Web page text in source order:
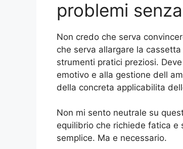
problemi
Non credo che serva
che serva allargare la
strumenti pratici preziosi.
emotivo e alla gestione dell
della concreta applicabilita
Non mi sento neutrale su
equilibrio che richiede fatica e
semplice. Ma e necessario.